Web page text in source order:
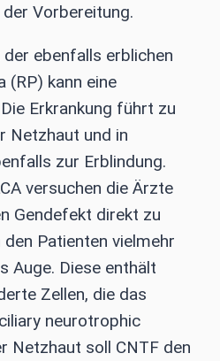
Vorbereitung.
ebenfalls erblichen
(RP) kann eine
Erkrankung führt zu
Netzhaut und in
zur Erblindung.
versuchen die Ärzte
Gendefekt direkt zu
Patienten vielmehr
Auge. Diese enthält
Zellen, die das
neurotrophic
Netzhaut soll CNTF den